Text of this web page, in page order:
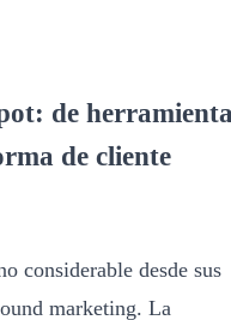
de
de cliente
considerable desde sus
marketing. La